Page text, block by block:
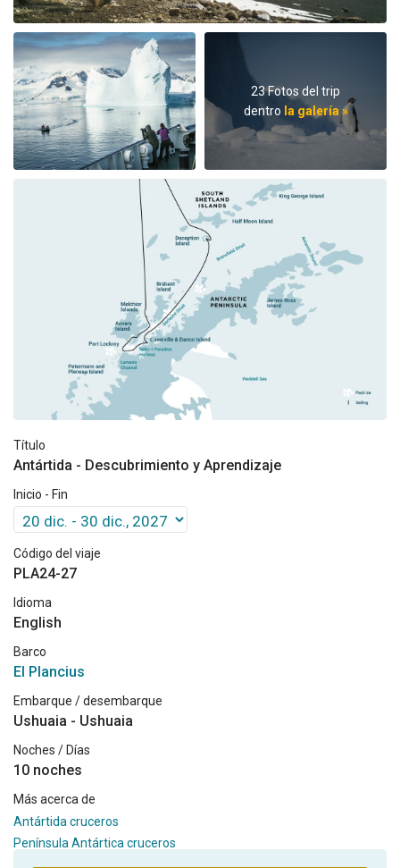
23 Fotos del trip
dentro la galería »
Título
Antártida - Descubrimiento y Aprendizaje
Inicio - Fin
Código del viaje
PLA24-27
Idioma
English
Barco
El Plancius
Embarque / desembarque
Ushuaia - Ushuaia
Noches / Días
10 noches
Más acerca de
Antártida cruceros
Península Antártica cruceros